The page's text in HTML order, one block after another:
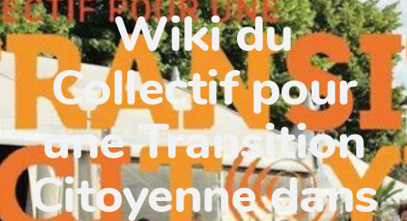
Wiki du
Collectif pour
une Transition
Citoyenne dans